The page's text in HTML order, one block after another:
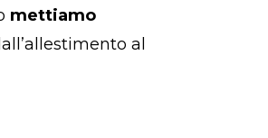
mettiamo
al